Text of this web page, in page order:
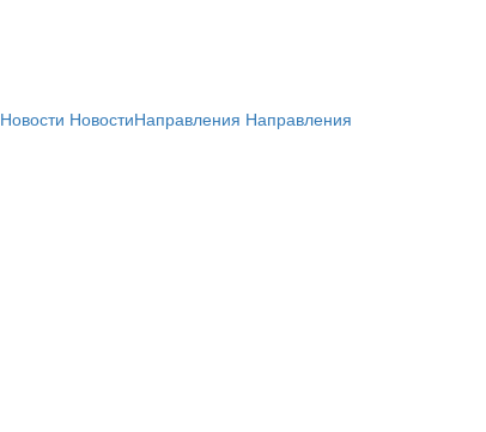
Новости НовостиНаправления Направления